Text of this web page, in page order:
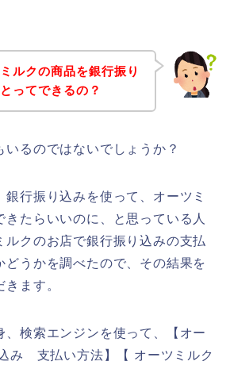
ルクの商品を銀行振り
ってできるの？
いるのではないでしょうか？
銀行振り込みを使って、オーツミ
きたらいいのに、と思っている人
ルクのお店で銀行振り込みの支払
どうかを調べたので、その結果を
ます。
、検索エンジンを使って、【オー
み 支払い方法】【 オーツミルク